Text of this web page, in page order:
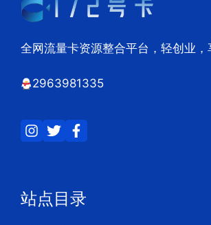
全网流量卡资源整合平台，轻创业，
2963981335
站点目录